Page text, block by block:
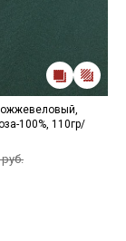
100%, 110гр/